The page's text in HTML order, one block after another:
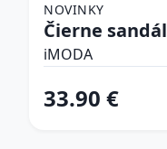
NOVINKY
Čierne
iMODA
33.90 €